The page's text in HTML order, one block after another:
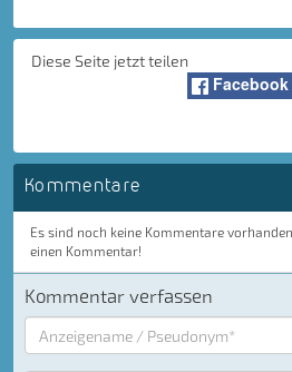
Diese Seite jetzt teilen
Facebook
Kommentare
Es sind noch keine Kommentare
einen Kommentar!
Kommentar verfassen